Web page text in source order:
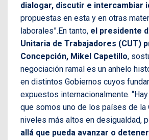
dialogar, discutir e intercambiar
propuestas en esta y en otras
laborales”.En tanto, el presidente
Unitaria de Trabajadores (CUT)
Concepción, Mikel Capetillo,
negociación ramal es un anhelo
en distintos Gobiernos cuyos
expuestos internacionalmente.
que somos uno de los países de la
niveles más altos en desigualdad,
allá que pueda avanzar o